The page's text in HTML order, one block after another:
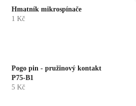
Hmatník mikrospínače
1 Kč
Pogo pin - pružinový kontakt
P75-B1
5 Kč